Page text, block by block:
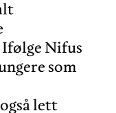
Nifus
som
lett